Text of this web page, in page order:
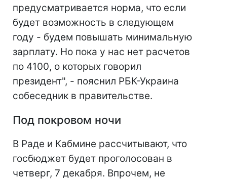
предусматривается норма, что если
будет возможность в следующем
году - будем повышать минимальную
зарплату. Но пока у нас нет расчетов
по 4100, о которых говорил
президент", - пояснил РБК-Украина
собеседник в правительстве.
Под покровом ночи
В Раде и Кабмине рассчитывают, что
госбюджет будет проголосован в
четверг, 7 декабря. Впрочем, не